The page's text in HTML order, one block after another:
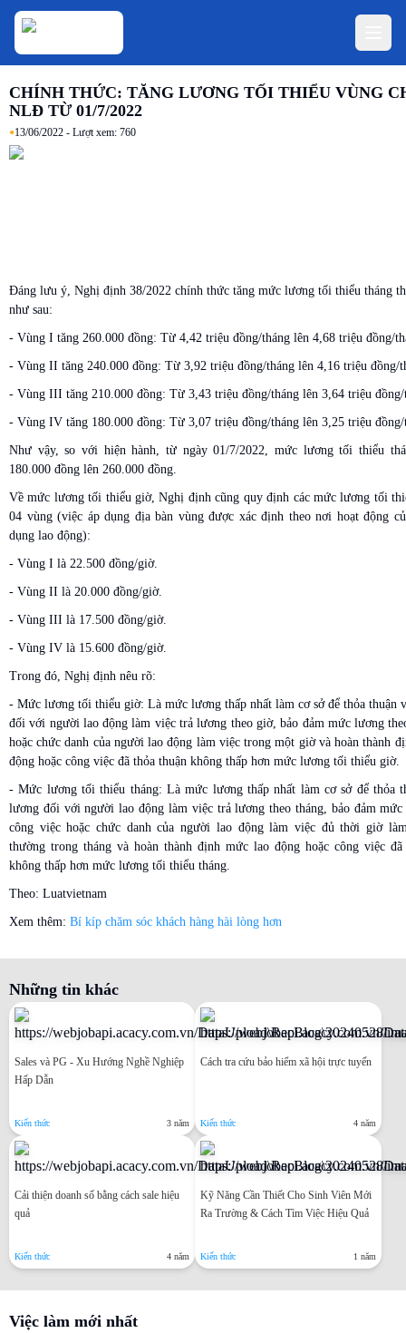
CHÍNH THỨC: TĂNG LƯƠNG TỐI THIỂU VÙNG
NLĐ TỪ 01/7/2022
•13/06/2022 - Lượt xem: 760
Đáng lưu ý, Nghị định 38/2022 chính thức tăng mức lương tối thiểu tháng
như sau:
- Vùng I tăng 260.000 đồng: Từ 4,42 triệu đồng/tháng lên 4,68 triệu đồng/
- Vùng II tăng 240.000 đồng: Từ 3,92 triệu đồng/tháng lên 4,16 triệu đồng/
- Vùng III tăng 210.000 đồng: Từ 3,43 triệu đồng/tháng lên 3,64 triệu đồng/
- Vùng IV tăng 180.000 đồng: Từ 3,07 triệu đồng/tháng lên 3,25 triệu đồng/
Như vậy, so với hiện hành, từ ngày 01/7/2022, mức lương tối thiểu
180.000 đồng lên 260.000 đồng.
Về mức lương tối thiểu giờ, Nghị định cũng quy định các mức lương tối
04 vùng (việc áp dụng địa bàn vùng được xác định theo nơi hoạt động
dụng lao động):
- Vùng I là 22.500 đồng/giờ.
- Vùng II là 20.000 đồng/giờ.
- Vùng III là 17.500 đồng/giờ.
- Vùng IV là 15.600 đồng/giờ.
Trong đó, Nghị định nêu rõ:
- Mức lương tối thiểu giờ: Là mức lương thấp nhất làm cơ sở để thỏa thuận
đối với người lao động làm việc trả lương theo giờ, bảo đảm mức lương
hoặc chức danh của người lao động làm việc trong một giờ và hoàn thành
động hoặc công việc đã thỏa thuận không thấp hơn mức lương tối thiểu giờ.
- Mức lương tối thiểu tháng: Là mức lương thấp nhất làm cơ sở để thỏa
lương đối với người lao động làm việc trả lương theo tháng, bảo đảm mức
công việc hoặc chức danh của người lao động làm việc đủ thời giờ
thường trong tháng và hoàn thành định mức lao động hoặc công việc đã
không thấp hơn mức lương tối thiểu tháng.
Theo: Luatvietnam
Xem thêm: Bí kíp chăm sóc khách hàng hài lòng hơn
Việc làm mới nhất
Những tin khác
Sales và PG - Xu Hướng Nghề Nghiệp
Hấp Dẫn
Kiến thức 3 năm
Cách tra cứu bảo hiểm xã hội trực tuyến
Kiến thức 4 năm
Cải thiện doanh số bằng cách sale hiệu
quả
Kiến thức 4 năm
Kỹ Năng Cần Thiết Cho Sinh Viên Mới
Ra Trường & Cách Tìm Việc Hiệu Quả
Kiến thức 1 năm